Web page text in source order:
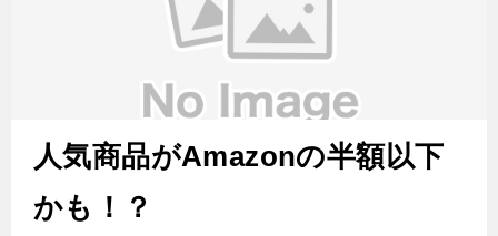
人気商品がAmazonの半額以下
かも！？